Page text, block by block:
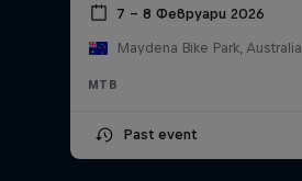
7 – 8 Февруари 2026
Maydena Bike Park, Australia
MTB
Past event